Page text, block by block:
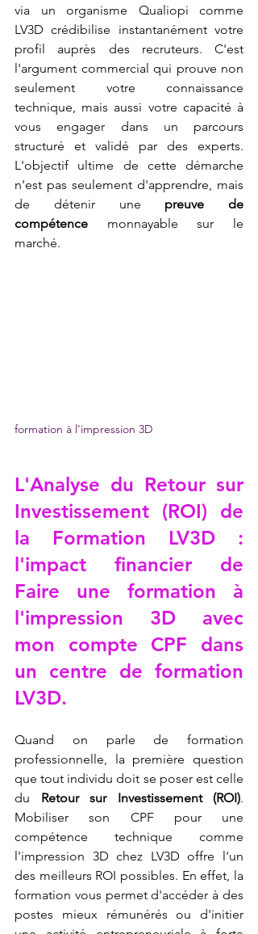
via un organisme Qualiopi comme
LV3D crédibilise instantanément votre
profil auprès des recruteurs. C'est
l'argument commercial qui prouve non
seulement votre connaissance
technique, mais aussi votre capacité à
vous engager dans un parcours
structuré et validé par des experts.
L'objectif ultime de cette démarche
n'est pas seulement d'apprendre, mais
de détenir une preuve de
compétence monnayable sur le
marché.
formation à l'impression 3D
L'Analyse du Retour sur
Investissement (ROI) de
la Formation LV3D :
Faire une formation à
l'impression 3D avec
mon compte CPF dans
un centre de formation
LV3D.
Quand on parle de formation
professionnelle, la première question
que tout individu doit se poser est celle
du Retour sur Investissement (ROI).
Mobiliser son CPF pour une
compétence technique comme
l'impression 3D chez LV3D offre l'un
des meilleurs ROI possibles. En effet, la
formation vous permet d'accéder à des
postes mieux rémunérés ou d'initier